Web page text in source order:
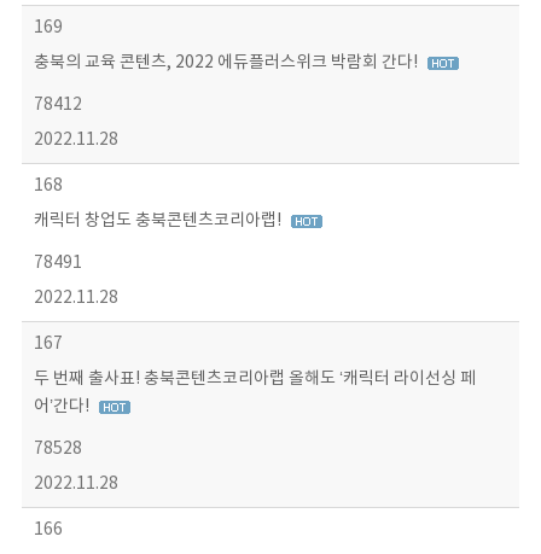
169
충북의 교육 콘텐츠, 2022 에듀플러스위크 박람회 간다!
78412
2022.11.28
168
캐릭터 창업도 충북콘텐츠코리아랩!
78491
2022.11.28
167
두 번째 출사표! 충북콘텐츠코리아랩 올해도 ‘캐릭터 라이선싱 페
어’간다!
78528
2022.11.28
166